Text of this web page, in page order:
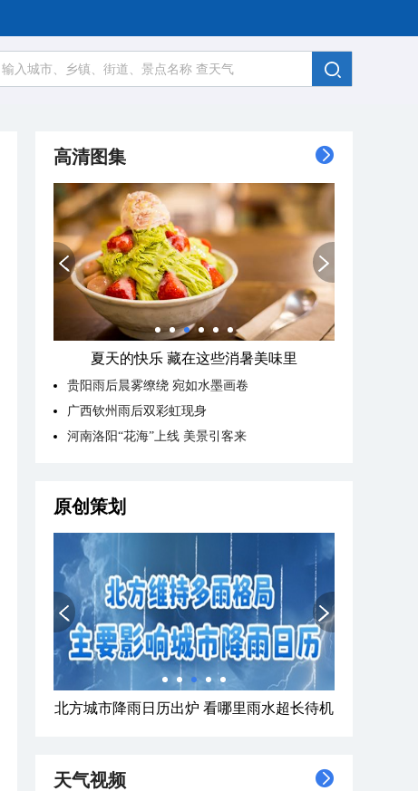
高清图集
夏天的快乐 藏在这些消暑美味里
贵阳雨后晨雾缭绕 宛如水墨画卷
广西钦州雨后双彩虹现身
河南洛阳“花海”上线 美景引客来
原创策划
北方城市降雨日历出炉 看哪里雨水超长待机
天气视频